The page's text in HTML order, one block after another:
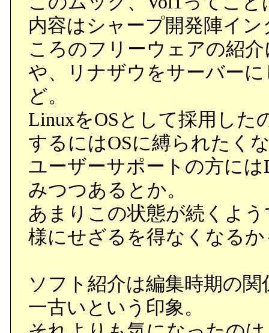
内容はシャープ開発陣イ
ころのフリーウェアの紹
や、リナザウをサーバー
ど。
LinuxをOSとして採用した
するにはOSに縛られたく
ユーザーサポートの方に
みつつあるとか。
あまりこの状態が続くよ
様にせざるを得なくなる
ソフト紹介は編集時期の
一古いという印象。